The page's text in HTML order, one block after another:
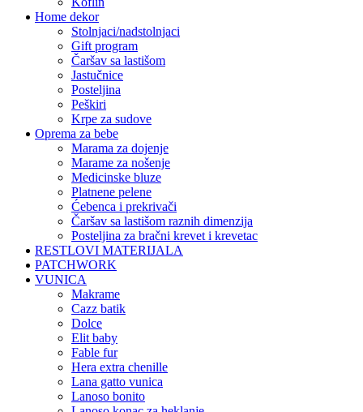
Home dekor
stolnjaci/nadstolnjaci
gift program
čaršav sa lastišom
jastučnice
posteljina
peškiri
krpe za sudove
Oprema za bebe
marama za dojenje
marame za nošenje
medicinske bluze
platnene pelene
ćebenca i prekrivači
čaršav sa lastišom raznih dimenzija
posteljina za bračni krevet i krevetac
RESTLOVI MATERIJALA
PATCHWORK
VUNICA
makrame
cazz batik
dolce
elit baby
fable fur
hera extra chenille
lana gatto vunica
lanoso bonito